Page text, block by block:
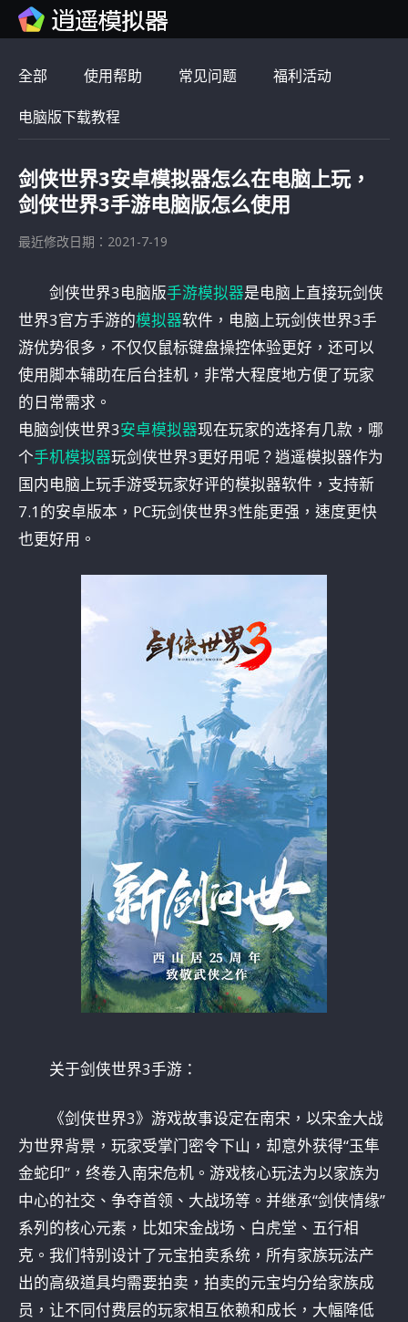
全部 使用帮助 常见问题 福利活动
电脑版下载教程
剑侠世界3安卓模拟器怎么在电脑上玩，
剑侠世界3手游电脑版怎么使用
最近修改日期：2021-7-19
剑侠世界3电脑版手游模拟器是电脑上直接玩剑侠
世界3官方手游的模拟器软件，电脑上玩剑侠世界3手
游优势很多，不仅仅鼠标键盘操控体验更好，还可以
使用脚本辅助在后台挂机，非常大程度地方便了玩家
的日常需求。
电脑剑侠世界3安卓模拟器现在玩家的选择有几款，哪
个手机模拟器玩剑侠世界3更好用呢？逍遥模拟器作为
国内电脑上玩手游受玩家好评的模拟器软件，支持新
7.1的安卓版本，PC玩剑侠世界3性能更强，速度更快
也更好用。
关于剑侠世界3手游：
《剑侠世界3》游戏故事设定在南宋，以宋金大战
为世界背景，玩家受掌门密令下山，却意外获得“玉隼
金蛇印”，终卷入南宋危机。游戏核心玩法为以家族为
中心的社交、争夺首领、大战场等。并继承“剑侠情缘”
系列的核心元素，比如宋金战场、白虎堂、五行相
克。我们特别设计了元宝拍卖系统，所有家族玩法产
出的高级道具均需要拍卖，拍卖的元宝均分给家族成
员，让不同付费层的玩家相互依赖和成长，大幅降低